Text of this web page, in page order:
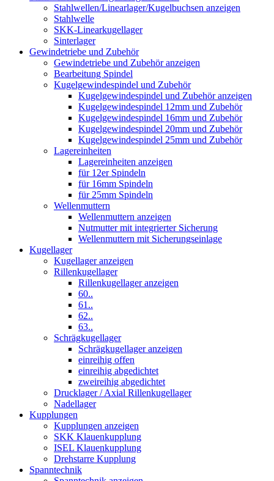
Stahlwellen/Linearlager/Kugelbuchsen anzeigen
Stahlwelle
SKK-Linearkugellager
Sinterlager
Gewindetriebe und Zubehör
Gewindetriebe und Zubehör anzeigen
Bearbeitung Spindel
Kugelgewindespindel und Zubehör
Kugelgewindespindel und Zubehör anzeigen
Kugelgewindespindel 12mm und Zubehör
Kugelgewindespindel 16mm und Zubehör
Kugelgewindespindel 20mm und Zubehör
Kugelgewindespindel 25mm und Zubehör
Lagereinheiten
Lagereinheiten anzeigen
für 12er Spindeln
für 16mm Spindeln
für 25mm Spindeln
Wellenmuttern
Wellenmuttern anzeigen
Nutmutter mit integrierter Sicherung
Wellenmuttern mit Sicherungseinlage
Kugellager
Kugellager anzeigen
Rillenkugellager
Rillenkugellager anzeigen
60..
61..
62..
63..
Schrägkugellager
Schrägkugellager anzeigen
einreihig offen
einreihig abgedichtet
zweireihig abgedichtet
Drucklager / Axial Rillenkugellager
Nadellager
Kupplungen
Kupplungen anzeigen
SKK Klauenkupplung
ISEL Klauenkupplung
Drehstarre Kupplung
Spanntechnik